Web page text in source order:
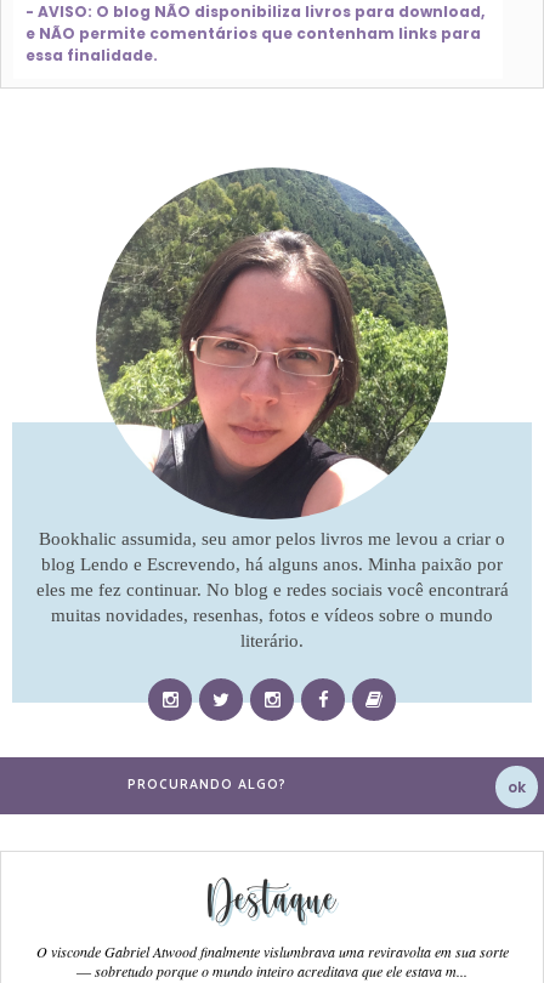
- AVISO: O blog NÃO disponibiliza livros para download,
e NÃO permite comentários que contenham links para
essa finalidade.
Bookhalic assumida, seu amor pelos livros me levou a criar o
blog Lendo e Escrevendo, há alguns anos. Minha paixão por
eles me fez continuar. No blog e redes sociais você encontrará
muitas novidades, resenhas, fotos e vídeos sobre o mundo
literário.
Destaque
O visconde Gabriel Atwood finalmente vislumbrava uma reviravolta em sua sorte
― sobretudo porque o mundo inteiro acreditava que ele estava m...